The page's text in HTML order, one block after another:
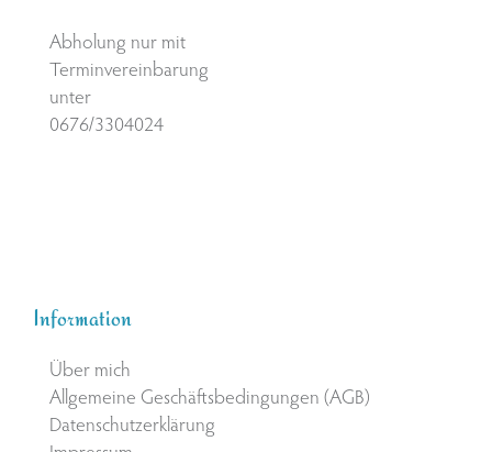
Abholung nur mit
Terminvereinbarung
unter
0676/3304024
Information
Über mich
Allgemeine Geschäftsbedingungen (AGB)
Datenschutzerklärung